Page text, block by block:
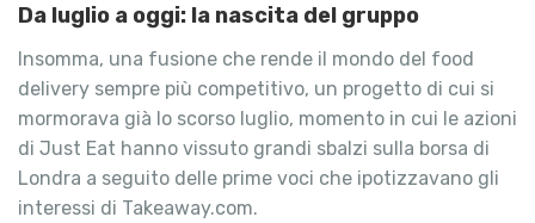
Da luglio a oggi: la nascita del gruppo
Insomma, una fusione che rende il mondo del food
delivery sempre più competitivo, un progetto di cui si
mormorava già lo scorso luglio, momento in cui le azioni
di Just Eat hanno vissuto grandi sbalzi sulla borsa di
Londra a seguito delle prime voci che ipotizzavano gli
interessi di Takeaway.com.